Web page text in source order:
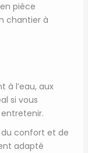
pièce
chantier à
à l’eau, aux
si vous
confort et de
adapté